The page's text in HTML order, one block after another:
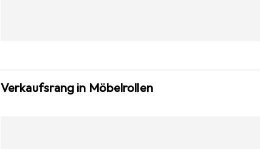
Verkaufsrang in Möbelrollen